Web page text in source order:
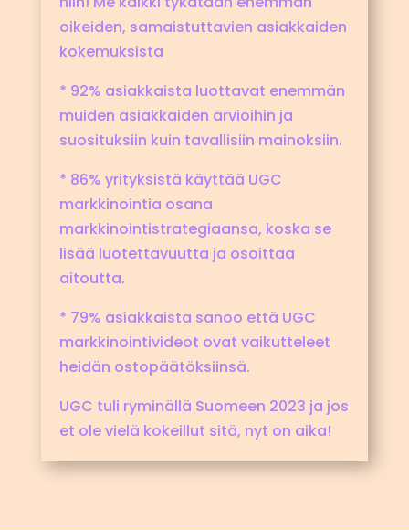
oikeiden, samaistuttavien asiakkaiden
kokemuksista
* 92% asiakkaista luottavat enemmän
muiden asiakkaiden arvioihin ja
suosituksiin kuin tavallisiin mainoksiin.
* 86% yrityksistä käyttää UGC
markkinointia osana
markkinointistrategiaansa, koska se
lisää luotettavuutta ja osoittaa
aitoutta.
* 79% asiakkaista sanoo että UGC
markkinointivideot ovat vaikutteleet
heidän ostopäätöksiinsä.
UGC tuli ryminällä Suomeen 2023 ja jos
et ole vielä kokeillut sitä, nyt on aika!